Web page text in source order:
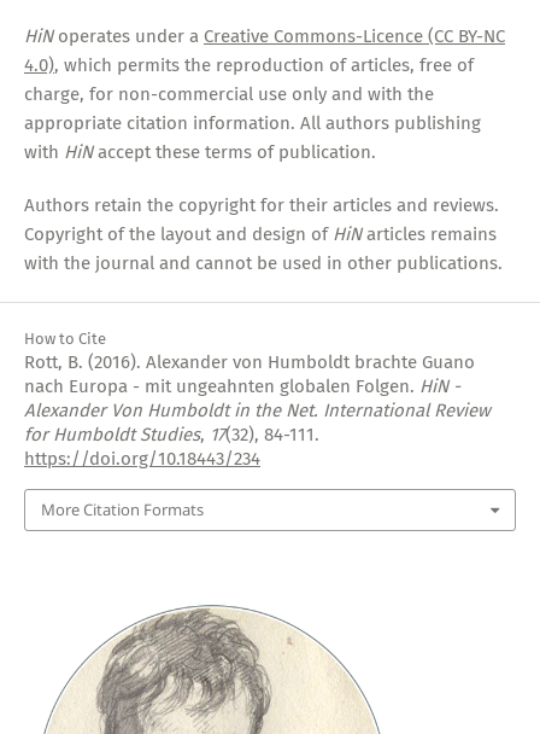
HiNoperates under a Creative Commons-Licence (CC BY-NC
4.0), which permits the reproduction of articles, free of
charge, for non-commercial use only and with the
appropriate citation information. All authors publishing
with HiNaccept these terms of publication.
Authors retain the copyright for their articles and reviews.
Copyright of the layout and design of HiNarticles remains
with the journal and cannot be used in other publications.
How to Cite
Rott, B. (2016). Alexander von Humboldt brachte Guano
nach Europa - mit ungeahnten globalen Folgen. HiN -
Alexander Von Humboldt in the Net. International Review
for Humboldt Studies, 17(32), 84-111.
https://doi.org/10.18443/234
More Citation Formats